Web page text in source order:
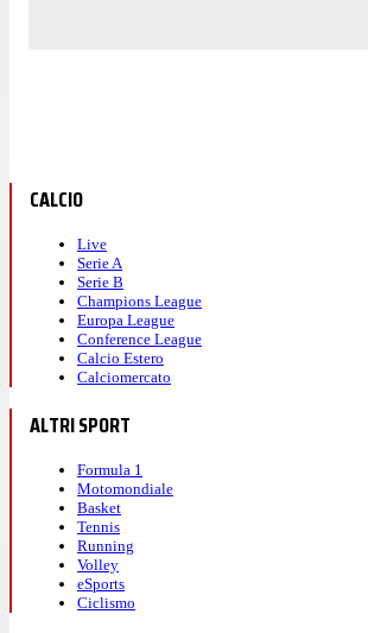
CALCIO
Live
Serie A
Serie B
Champions League
Europa League
Conference League
Calcio Estero
Calciomercato
ALTRI SPORT
Formula 1
Motomondiale
Basket
Tennis
Running
Volley
eSports
Ciclismo